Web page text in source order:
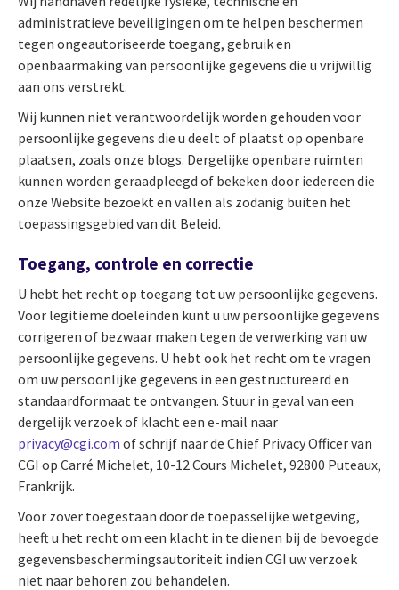
administratieve beveiligingen om te helpen beschermen
tegen ongeautoriseerde toegang, gebruik en
openbaarmaking van persoonlijke gegevens die u vrijwillig
aan ons verstrekt.
Wij kunnen niet verantwoordelijk worden gehouden voor
persoonlijke gegevens die u deelt of plaatst op openbare
plaatsen, zoals onze blogs. Dergelijke openbare ruimten
kunnen worden geraadpleegd of bekeken door iedereen die
onze Website bezoekt en vallen als zodanig buiten het
toepassingsgebied van dit Beleid.
Toegang, controle en correctie
U hebt het recht op toegang tot uw persoonlijke gegevens.
Voor legitieme doeleinden kunt u uw persoonlijke gegevens
corrigeren of bezwaar maken tegen de verwerking van uw
persoonlijke gegevens. U hebt ook het recht om te vragen
om uw persoonlijke gegevens in een gestructureerd en
standaardformaat te ontvangen. Stuur in geval van een
dergelijk verzoek of klacht een e-mail naar
privacy@cgi.com of schrijf naar de Chief Privacy Officer van
CGI op Carré Michelet, 10-12 Cours Michelet, 92800 Puteaux,
Frankrijk.
Voor zover toegestaan door de toepasselijke wetgeving,
heeft u het recht om een klacht in te dienen bij de bevoegde
gegevensbeschermingsautoriteit indien CGI uw verzoek
niet naar behoren zou behandelen.